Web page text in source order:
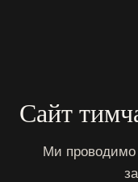
Сайт
Ми проводимо